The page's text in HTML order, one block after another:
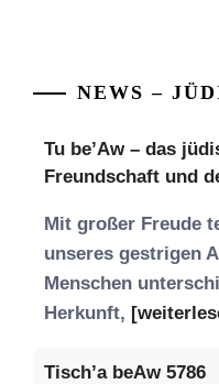
NEWS –
Tu be’Aw – das
Freundschaft und
Mit großer Freude
unseres gestrigen
Menschen
Herkunft,
Tisch’a beAw 5786